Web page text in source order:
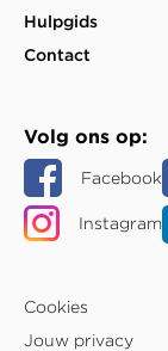
Hulpgids
Contact
Volg ons op
Facebook
Instagram
Cookies
Jouw privacy